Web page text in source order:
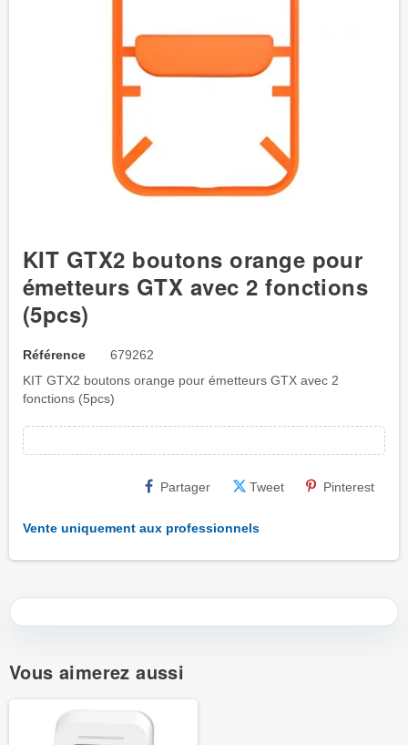
KIT GTX2 boutons orange pour
émetteurs GTX avec 2 fonctions
(5pcs)
Référence
679262
KIT GTX2 boutons orange pour émetteurs GTX avec 2
fonctions (5pcs)
Partager Tweet Pinterest
Vente uniquement aux professionnels
Vous aimerez aussi